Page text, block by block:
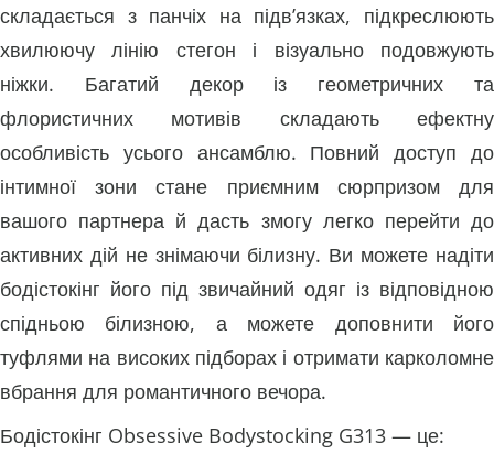
складається з панчіх на підв’язках, підкреслюють
хвилюючу лінію стегон і візуально подовжують
ніжки. Багатий декор із геометричних та
флористичних мотивів складають ефектну
особливість усього ансамблю. Повний доступ до
інтимної зони стане приємним сюрпризом для
вашого партнера й дасть змогу легко перейти до
активних дій не знімаючи білизну. Ви можете надіти
бодістокінг його під звичайний одяг із відповідною
спідньою білизною, а можете доповнити його
туфлями на високих підборах і отримати карколомне
вбрання для романтичного вечора.
Бодістокінг Obsessive Bodystocking G313 — це: